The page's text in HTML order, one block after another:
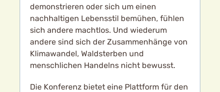
demonstrieren oder sich um einen
nachhaltigen Lebensstil bemühen, fühlen
sich andere machtlos. Und wiederum
andere sind sich der Zusammenhänge von
Klimawandel, Waldsterben und
menschlichen Handelns nicht bewusst.
Die Konferenz bietet eine Plattform für den